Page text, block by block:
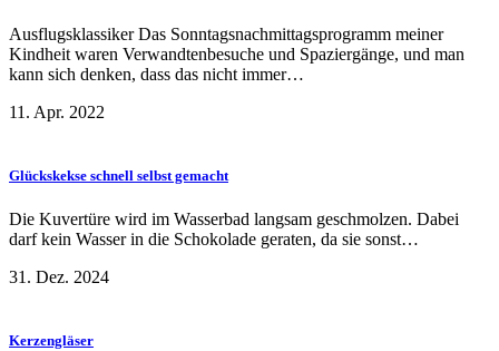
Ausflugsklassiker Das Sonntagsnachmittagsprogramm meiner
Kindheit waren Verwandtenbesuche und Spaziergänge, und man
kann sich denken, dass das nicht immer…
11. Apr. 2022
Glückskekse schnell selbst gemacht
Die Kuvertüre wird im Wasserbad langsam geschmolzen. Dabei
darf kein Wasser in die Schokolade geraten, da sie sonst…
31. Dez. 2024
Kerzengläser